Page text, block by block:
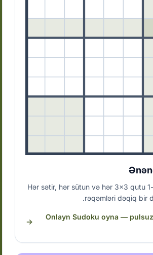
Hər sətir, hər sütun və hər 3x3 qutu
rəqəmləri dəqiq bir
Onlayn Sudoku oyna —